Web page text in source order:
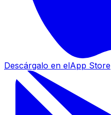
Descárgalo en elApp Store